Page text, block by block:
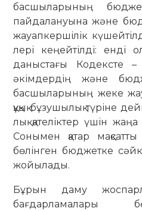
басшыларының
пайдалануы­на және
жауап­кершілік
лері кеңейтілді: енді
даныстағы Кодексте
әкімдердің және
басшыларының жеке
құқық ­бұзу­шы­лық түріне
лық қателіктер үшін
Сонымен қатар мақсат­ты
бөлінген бюд­жетке
жойылады.
Бұрын даму
бағдарламалары